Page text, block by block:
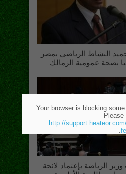
النشاط الرياضي بمصر
بصحة عمومية الزمالك
الرياضة بإعتماد لائحة
Your browser is blocking
Please
http://